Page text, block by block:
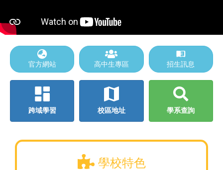
官方網站 高中生專區 招生訊息
跨域學習 校區地址 學系查詢
學校特色